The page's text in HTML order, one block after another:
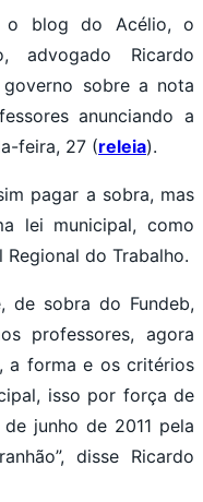
o blog do Acélio, o
advogado Ricardo
sobre a nota
anunciando a
feira, 27 (releia).
pagar a sobra, mas
lei municipal, como
do Trabalho.
de sobra do Fundeb,
professores, agora
a forma e os critérios
isso por força de
junho de 2011 pela
disse Ricardo